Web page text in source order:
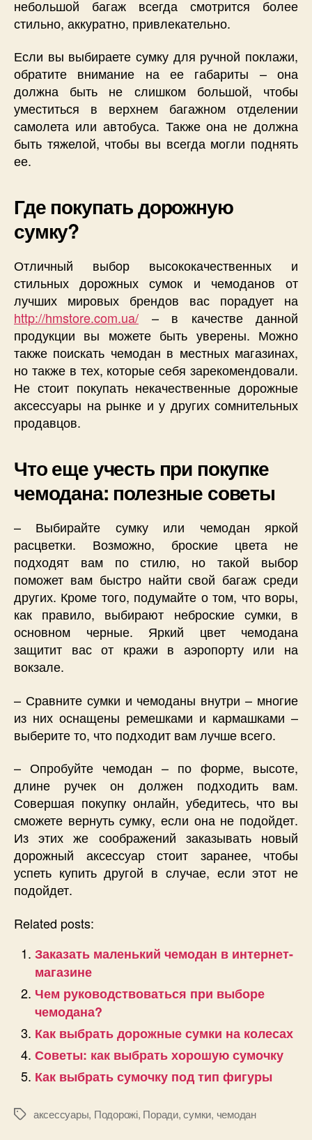
небольшой багаж всегда смотрится более
стильно, аккуратно, привлекательно.
Если вы выбираете сумку для ручной поклажи,
обратите внимание на ее габариты – она
должна быть не слишком большой, чтобы
уместиться в верхнем багажном отделении
самолета или автобуса. Также она не должна
быть тяжелой, чтобы вы всегда могли поднять
ее.
Где покупать дорожную
сумку?
Отличный выбор высококачественных и
стильных дорожных сумок и чемоданов от
лучших мировых брендов вас порадует на
http://hmstore.com.ua/ – в качестве данной
продукции вы можете быть уверены. Можно
также поискать чемодан в местных магазинах,
но также в тех, которые себя зарекомендовали.
Не стоит покупать некачественные дорожные
аксессуары на рынке и у других сомнительных
продавцов.
Что еще учесть при покупке
чемодана: полезные советы
– Выбирайте сумку или чемодан яркой
расцветки. Возможно, броские цвета не
подходят вам по стилю, но такой выбор
поможет вам быстро найти свой багаж среди
других. Кроме того, подумайте о том, что воры,
как правило, выбирают неброские сумки, в
основном черные. Яркий цвет чемодана
защитит вас от кражи в аэропорту или на
вокзале.
– Сравните сумки и чемоданы внутри – многие
из них оснащены ремешками и кармашками –
выберите то, что подходит вам лучше всего.
– Опробуйте чемодан – по форме, высоте,
длине ручек он должен подходить вам.
Совершая покупку онлайн, убедитесь, что вы
сможете вернуть сумку, если она не подойдет.
Из этих же соображений заказывать новый
дорожный аксессуар стоит заранее, чтобы
успеть купить другой в случае, если этот не
подойдет.
Related posts:
Заказать маленький чемодан в интернет-
магазине
Чем руководствоваться при выборе
чемодана?
Как выбрать дорожные сумки на колесах
Советы: как выбрать хорошую сумочку
Как выбрать сумочку под тип фигуры
Позначки
аксессуары, Подорожі, Поради,сумки, чемодан